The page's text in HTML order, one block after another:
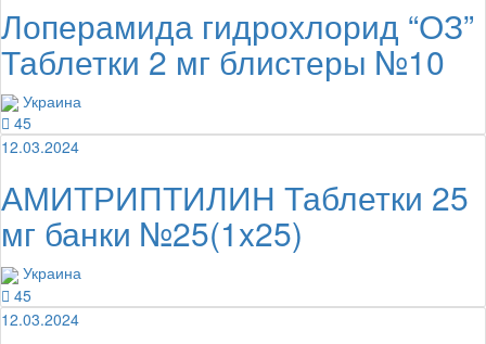
Лоперамида гидрохлорид “ОЗ”
Таблетки 2 мг блистеры №10
Украина
45
12.03.2024
АМИТРИПТИЛИН Таблетки 25
мг банки №25(1x25)
Украина
45
12.03.2024